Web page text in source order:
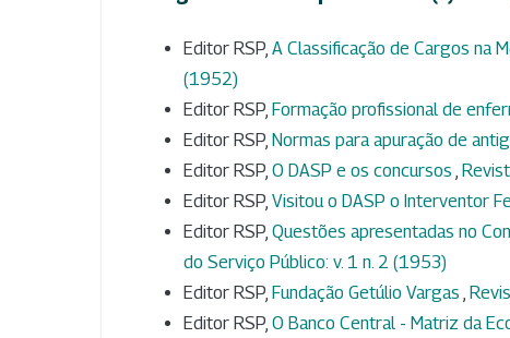
Editor RSP, A Classificação de Cargos na
(1952)
Editor RSP, Formação profissional de
Editor RSP, Normas para apuração de
Editor RSP, O DASP e os concursos ,
Editor RSP, Visitou o DASP o Interventor
Editor RSP, Questões apresentadas no
do Serviço Público: v. 1 n. 2 (1953)
Editor RSP, Fundação Getúlio Vargas ,
Editor RSP, O Banco Central - Matriz da